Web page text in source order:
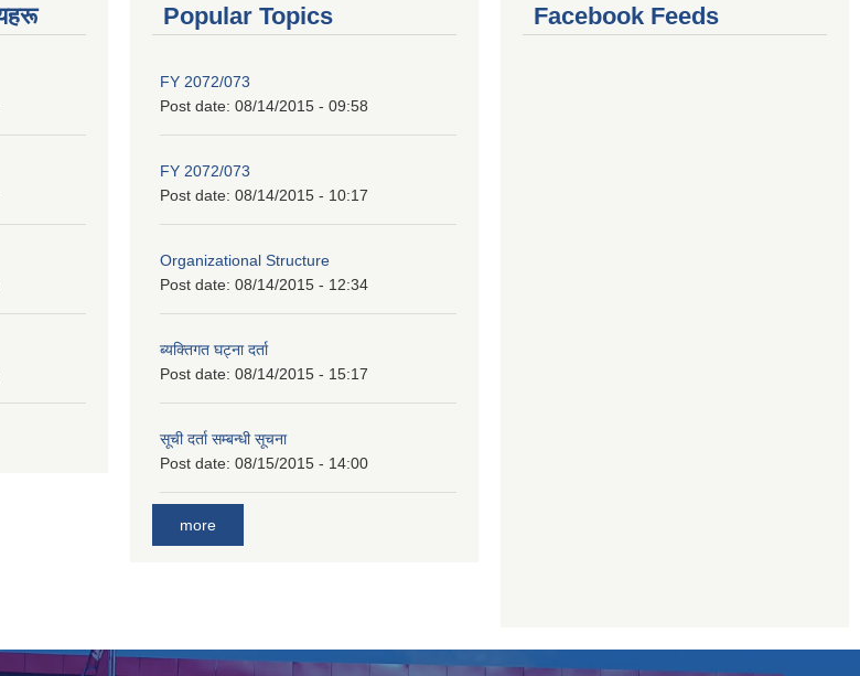
Popular Topics
FY 2072/073
Post date: 08/14/2015 - 09:58
FY 2072/073
Post date: 08/14/2015 - 10:17
Organizational Structure
Post date: 08/14/2015 - 12:34
ब्यक्तिगत घट्ना दर्ता
Post date: 08/14/2015 - 15:17
सूची दर्ता सम्बन्धी सूचना
Post date: 08/15/2015 - 14:00
more
Facebook Feeds